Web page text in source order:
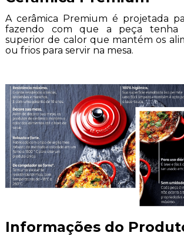
A cerâmica Premium é projetada
fazendo com que a peça tenha
superior de calor que mantém os
ou frios para servir na mesa.
Informações do